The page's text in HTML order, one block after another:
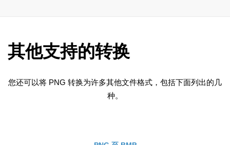
其他支持的转换
您还可以将 PNG 转换为许多其他文件格式，包括下面列出的几
种。